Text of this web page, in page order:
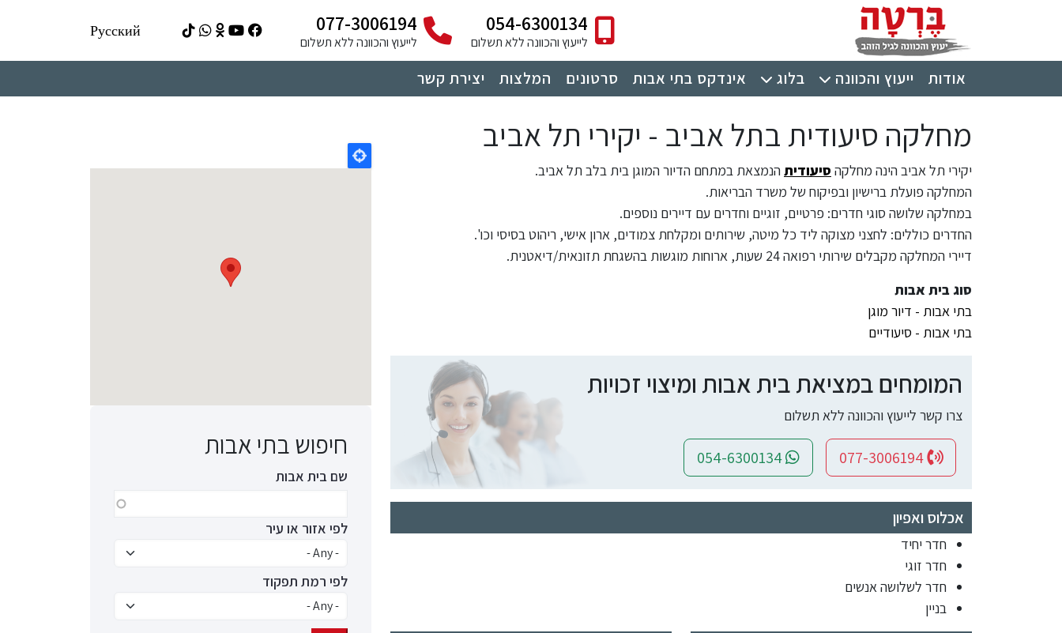
054-6300134
לייעוץ והכוונה ללא תשלום
077-3006194
לייעוץ והכוונה ללא תשלום
Русский
תפריט ראשי
אודות ייעוץ והכוונה בלוג אינדקס בתי אבות סרטונים המלצות יצירת קשר
מחלקה סיעודית בתל אביב - יקירי תל אביב
יקירי תל אביב הינה מחלקה סיעודיתהנמצאת במתחם הדיור המוגן בית בלב תל אביב.
המחלקה פועלת ברישיון ובפיקוח של משרד הבריאות.
במחלקה שלושה סוגי חדרים: פרטיים, זוגיים וחדרים עם דיירים נוספים.
החדרים כוללים: לחצני מצוקה ליד כל מיטה, שירותים ומקלחת צמודים, ארון אישי, ריהוט בסיסי וכו'.
דיירי המחלקה מקבלים שירותי רפואה 24 שעות, ארוחות מוגשות בהשגחת תזונאית/דיאטנית.
סוג בית אבות
בתי אבות - דיור מוגן
בתי אבות - סיעודיים
המומחים במציאת בית אבות ומיצוי זכויות
צרו קשר לייעוץ והכוונה ללא תשלום
אכלוס ואפיון
חדר יחיד
חדר זוגי
חדר לשלושה אנשים
בניין
חיפוש בתי אבות
שם בית אבות
לפי אזור או עיר
לפי רמת תפקוד